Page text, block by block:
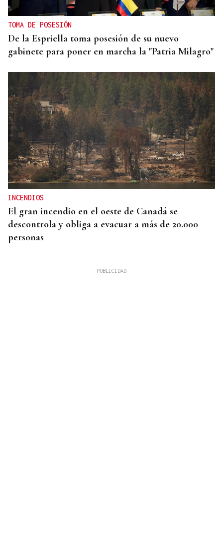
TOMA DE POSESIÓN
De la Espriella toma posesión de su nuevo
gabinete para poner en marcha la "Patria Milagro"
INCENDIOS
El gran incendio en el oeste de Canadá se
descontrola y obliga a evacuar a más de 20.000
personas